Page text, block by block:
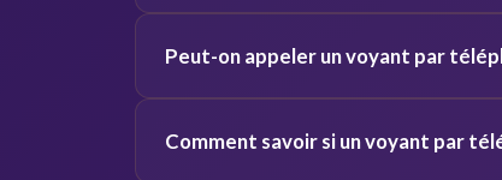
pour découvrir le service sans
Peut-on appeler un voyant par
Villeurbanne et toute la France.
Comment savoir si un voyant par